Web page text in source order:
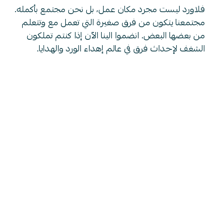
فلاورد ليست مجرد مكان عمل، بل نحن مجتمع بأكمله.
مجتمعنا يتكون من فرق صغيرة التي تعمل مع وتتعلم
من بعضها البعض. انضموا الينا الآن إذا كنتم تملكون
الشغف لإحداث فرق في عالم إهداء الورد والهدايا.